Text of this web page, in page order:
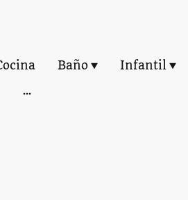
Baño Infantil